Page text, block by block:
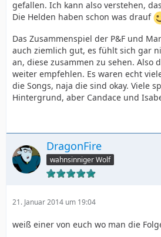
gefallen. Ich kann also verstehen,
Die Helden haben schon was drauf
Das Zusammenspiel der P&F und
auch ziemlich gut, es fühlt sich gar
an, diese zusammen zu sehen. Also
weiter empfehlen. Es waren echt
die Songs, naja die sind okay. Viele
Hintergrund, aber Candace und
DragonFire
wahnsinniger Wolf
21. Januar 2014 um 19:04
weiß einer von euch wo man die